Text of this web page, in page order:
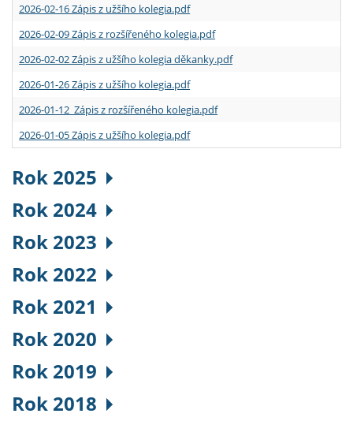
2026-02-16 Zápis z užšího kolegia.pdf
2026-02-09 Zápis z rozšířeného kolegia.pdf
2026-02-02 Zápis z užšího kolegia děkanky.pdf
2026-01-26 Zápis z užšího kolegia.pdf
2026-01-12 Zápis z rozšířeného kolegia.pdf
2026-01-05 Zápis z užšího kolegia.pdf
Rok 2025
Rok 2024
Rok 2023
Rok 2022
Rok 2021
Rok 2020
Rok 2019
Rok 2018